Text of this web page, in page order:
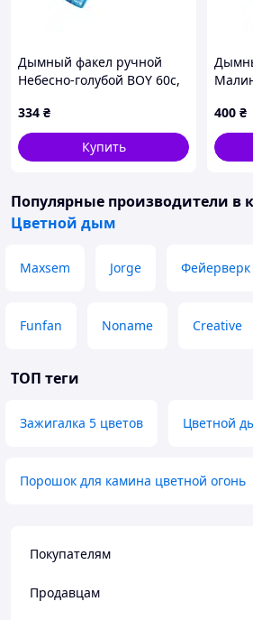
Дымный факел ручной
Небесно-голубой BOY 60с,
334 ₴
Купить
400 ₴
Популярные производители в
Цветной дым
Maxsem Jorge Фейерверк
Funfan Noname Creative
ТОП теги
Зажигалка 5 цветов Цветной
Порошок для камина цветной огонь
Покупателям
Продавцам